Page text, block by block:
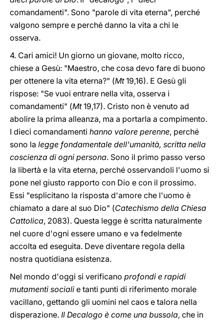
comandamenti". Sono "parole di vita eterna", perché
valgono sempre e perché danno la vita a chi le
osserva.
4. Cari amici! Un giorno un giovane, molto ricco,
chiese a Gesù: "Maestro, che cosa devo fare di buono
per ottenere la vita eterna?" (Mt19,16). E Gesù gli
rispose: "Se vuoi entrare nella vita, osserva i
comandamenti" (Mt19,17). Cristo non è venuto ad
abolire la prima alleanza, ma a portarla a compimento.
I dieci comandamenti hanno valore perenne, perché
sono la legge fondamentale dell'umanità, scritta nella
coscienza di ogni persona. Sono il primo passo verso
la libertà e la vita eterna, perché osservandoli l'uomo si
pone nel giusto rapporto con Dio e con il prossimo.
Essi "esplicitano la risposta d'amore che l'uomo è
chiamato a dare al suo Dio" (Catechismo della Chiesa
Cattolica, 2083). Questa legge è scritta naturalmente
nel cuore d'ogni essere umano e va fedelmente
accolta ed eseguita. Deve diventare regola della
nostra quotidiana esistenza.
Nel mondo d'oggi si verificano profondi e rapidi
mutamenti sociali e tanti punti di riferimento morale
vacillano, gettando gli uomini nel caos e talora nella
disperazione. Il Decalogo è come una bussola, che in